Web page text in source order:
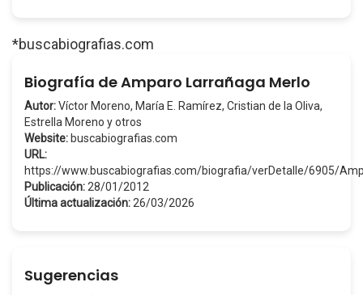
*buscabiografias.com
Biografía de Amparo Larrañaga Merlo
Autor:Víctor Moreno, María E. Ramírez, Cristian de la Oliva,
Estrella Moreno y otros
Website: buscabiografias.com
URL:
https://www.buscabiografias.com/biografia/verDetalle/6905/
Publicación: 28/01/2012
Última actualización: 26/03/2026
Sugerencias